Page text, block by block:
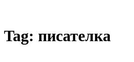
Tag: писателка